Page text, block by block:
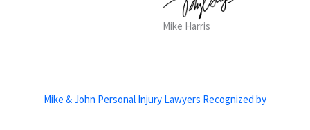
Mike Harris
Mike & John Personal Injury Lawyers Recognized by